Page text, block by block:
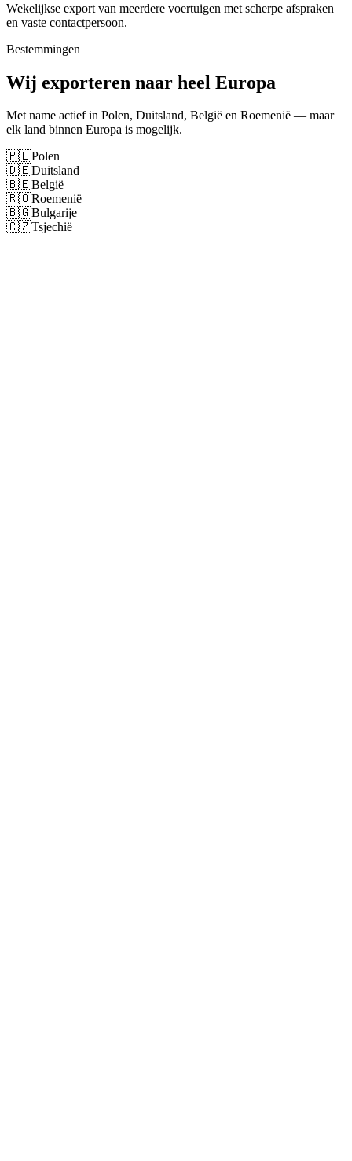
Wekelijkse export van meerdere voertuigen met scherpe afspraken
en vaste contactpersoon.
Bestemmingen
Wij exporteren naar heel Europa
Met name actief in Polen, Duitsland, België en Roemenië — maar
elk land binnen Europa is mogelijk.
🇵🇱Polen
🇩🇪Duitsland
🇧🇪België
🇷🇴Roemenië
🇧🇬Bulgarije
🇨🇿Tsjechië